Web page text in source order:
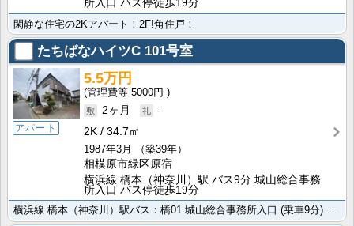
所入口 バス停徒歩19分
閑静な住宅の2Kアパート！2F!角住戸！
たちばなハイツC 101号室
アパート
5.5万円
5000円
2ヶ月
-
2K
34.7㎡
1987年3月
（築39年）
相模原市緑区原宿
横浜線 橋本（神奈川）駅 バス9分 城山総合事務
所入口 バス停徒歩19分
横浜線 橋本（神奈川）駅バス：橋01 城山総合事務所入口 (乗車9分) 徒歩19分でお買い物に大変便･･･